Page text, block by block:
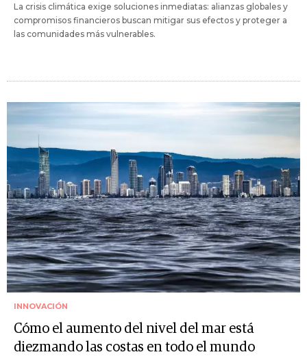
La crisis climática exige soluciones inmediatas: alianzas globales y
compromisos financieros buscan mitigar sus efectos y proteger a
las comunidades más vulnerables.
INNOVACIÓN
Cómo el aumento del nivel del mar está
diezmando las costas en todo el mundo